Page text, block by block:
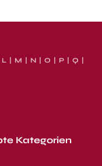
L M N O P Q
Kategorien